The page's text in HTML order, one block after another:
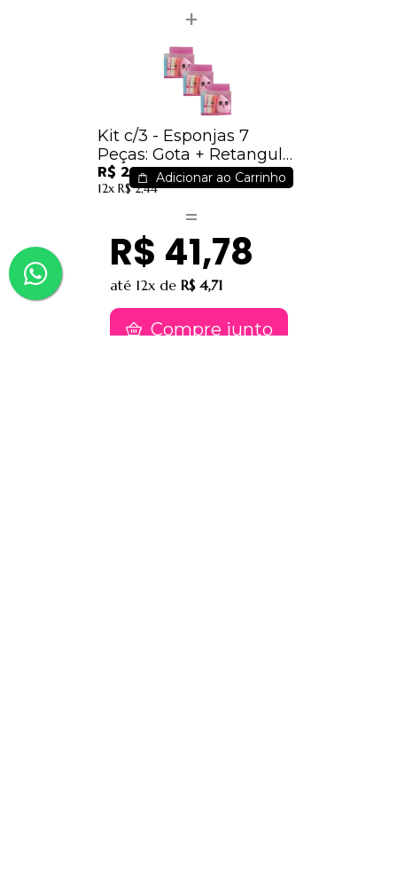
Kit c/3 - Esponjas 7
Peças: Gota + Retangular
- IM
R$ 21,60
12x R$ 2,44
Adicionar ao Carrinho
R$ 41,78
até 12x de R$ 4,71
Compre junto